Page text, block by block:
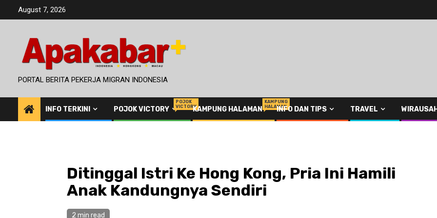
August 7, 2026
PORTAL BERITA PEKERJA MIGRAN INDONESIA
INFO TERKINI POJOK VICTORY
POJOK
VICTORYKAMPUNG HALAMAN
KAMPUNG
HALAMANINFO DAN TIPS TRAVEL
Ditinggal Istri Ke Hong Kong, Pria Ini Hamili
Anak Kandungnya Sendiri
2 min read